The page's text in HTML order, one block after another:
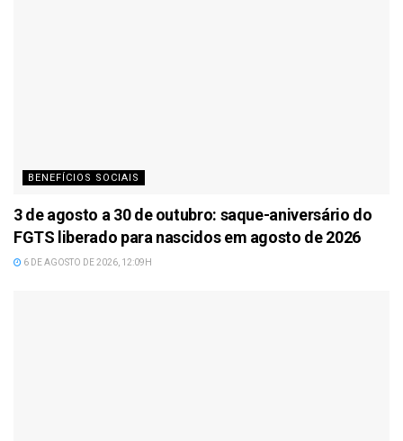
BENEFÍCIOS SOCIAIS
3 de agosto a 30 de outubro: saque-aniversário do
FGTS liberado para nascidos em agosto de 2026
6 DE AGOSTO DE 2026, 12:09H